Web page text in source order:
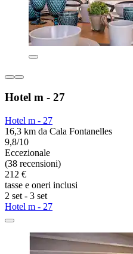
Hotel m - 27
Hotel m - 27
16,3 km da Cala Fontanelles
9,8/10
Eccezionale
(38 recensioni)
212 €
tasse e oneri inclusi
2 set - 3 set
Hotel m - 27